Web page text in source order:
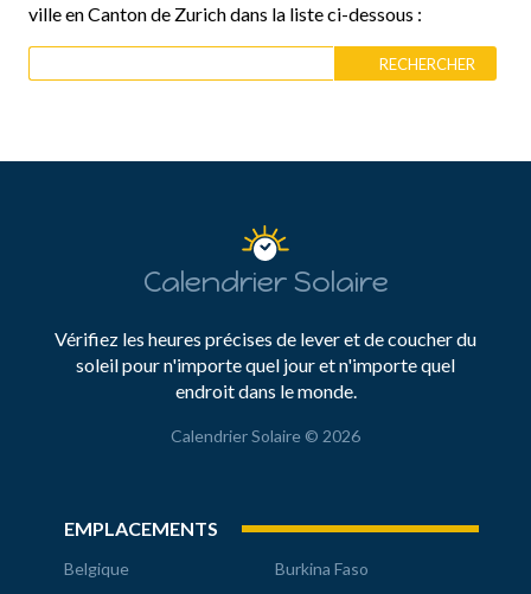
ville en Canton de Zurich dans la liste ci-dessous :
Calendrier Solaire
Vérifiez les heures précises de lever et de coucher du
soleil pour n'importe quel jour et n'importe quel
endroit dans le monde.
Calendrier Solaire © 2026
EMPLACEMENTS
Belgique
Burkina Faso